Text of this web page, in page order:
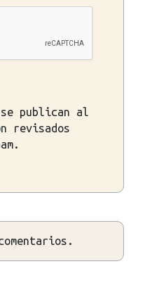
se publican al
revisados